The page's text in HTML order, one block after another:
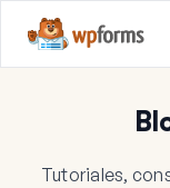
Tutoriales,